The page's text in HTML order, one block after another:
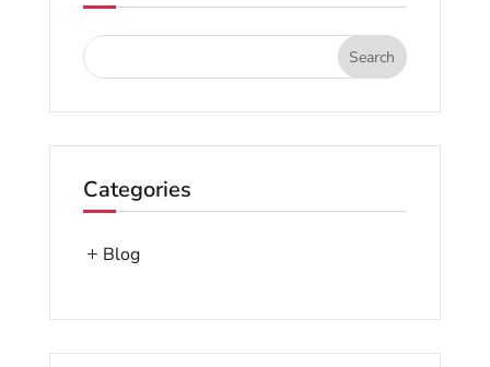
Categories
Blog